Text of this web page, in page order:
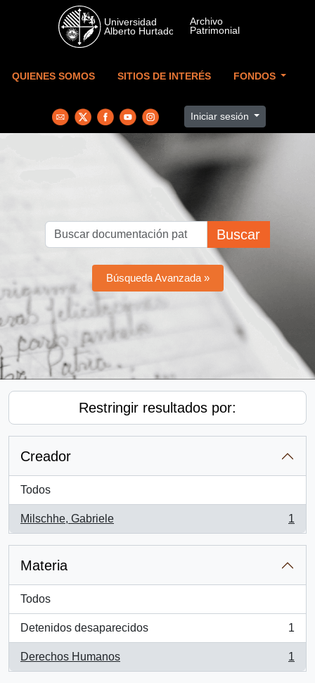
Skip to main content
QUIENES SOMOS SITIOS DE INTERÉS FONDOS
Iniciar sesión
Buscar
Búsqueda Avanzada »
Restringir resultados por:
Creador
Todos
Milschhe, Gabriele
, 1 resultados
1
Materia
Todos
Detenidos desaparecidos
, 1 resultados
1
Derechos Humanos
, 1 resultados
1